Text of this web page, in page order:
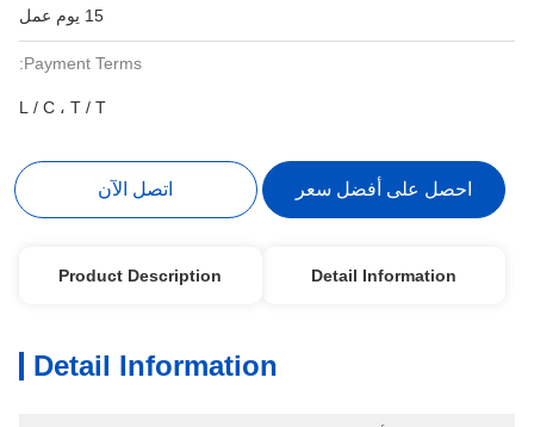
15 يوم عمل
Payment Terms:
L / C ، T / T
احصل على أفضل سعر اتصل الآن
Detail Information
Product Description
Detail Information